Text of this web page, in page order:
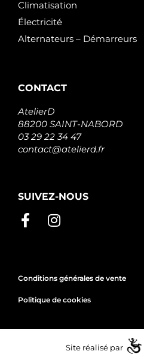
Climatisation
Électricité
Alternateurs – Démarreurs
CONTACT
AtelierD
88200 SAINT-NABORD
03 29 22 34 47
contact@atelierd.fr
SUIVEZ-NOUS
Conditions générales de vente
Politique de cookies
Site réalisé par